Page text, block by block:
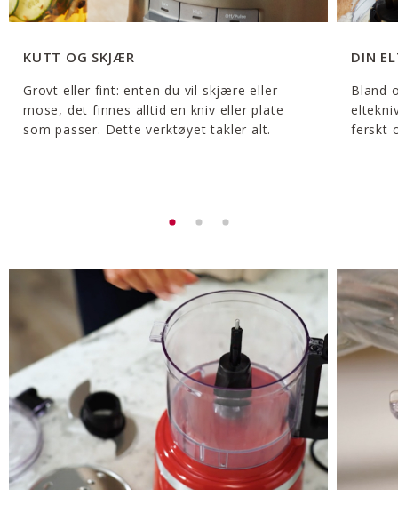
KUTT OG SKJÆR
Grovt eller fint: enten du vil skjære eller
mose, det finnes alltid en kniv eller plate
som passer. Dette verktøyet takler alt.
DIN
Bland
ferskt